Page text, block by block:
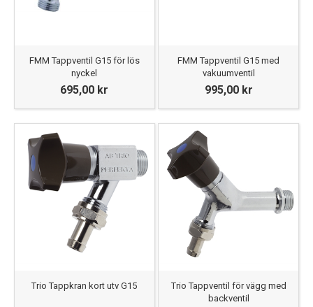
FMM Tappventil G15 för lös
nyckel
695,00 kr
FMM Tappventil G15 med
vakuumventil
995,00 kr
Trio Tappkran kort utv G15
Trio Tappventil för vägg med
backventil